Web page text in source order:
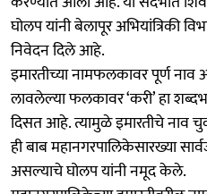
घोलप यांनी बेलापूर अभियांत्रिकी
निवेदन दिले आहे.
इमारतीच्या नामफलकावर पूर्ण
लावलेल्या फलकावर ‘करी’ हा
दिसत आहे. त्यामुळे इमारतीचे नाव
ही बाब महानगरपालिकेसारख्या
असल्याचे घोलप यांनी नमूद केले.